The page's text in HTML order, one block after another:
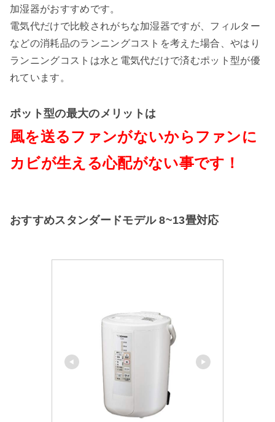
加湿器がおすすめです。
電気代だけで比較されがちな加湿器ですが、フィルター
などの消耗品のランニングコストを考えた場合、やはり
ランニングコストは水と電気代だけで済むポット型が優
れています。
ポット型の最大のメリットは
風を送るファンがないからファンに
カビが生える心配がない事です！
おすすめスタンダードモデル 8~13畳対応